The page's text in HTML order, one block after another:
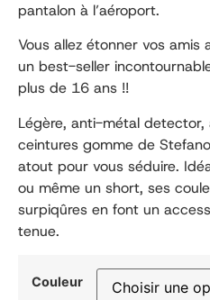
pantalon à l’aéroport.
Vous allez étonner vos
un best-seller
plus de 16 ans !!
Légère, anti-métal detector,
ceintures gomme de
atout pour vous séduire.
ou même un short, ses
surpiqûres en font un
tenue.
Couleur